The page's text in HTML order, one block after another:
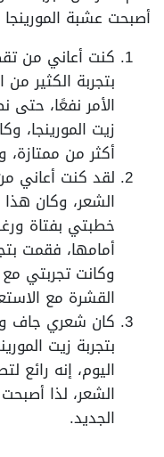
أصبحت عشبة
كنت أعاني من
بتجربة الكثير
الأمر نفعًا،
زيت المورينجا،
أكثر من
لقد كنت أعاني
الشعر، وكان
خطبتي بفتاة
أمامها، فقمت
وكانت تجربتي مع
القشرة مع
كان شعري جاف
بتجربة زيت
اليوم، إنه رائع
الشعر، لذا
الجديد.